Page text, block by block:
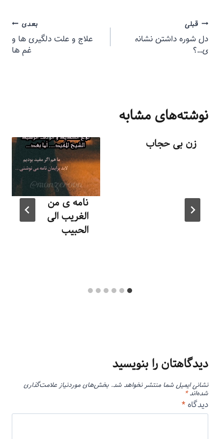
قبلی
دل شوره داشتن نشانه
ی…؟
بعدی
علاج و علت دلگیری ها و
غم ها
نوشته‌های مشابه
زن بی حجاب
نامه ی من
الغریب الی
الحبیب
دیدگاهتان را بنویسید
نشانی ایمیل شما منتشر نخواهد شد. بخش‌های موردنیاز علامت‌گذاری
شده‌اند*
دیدگاه *